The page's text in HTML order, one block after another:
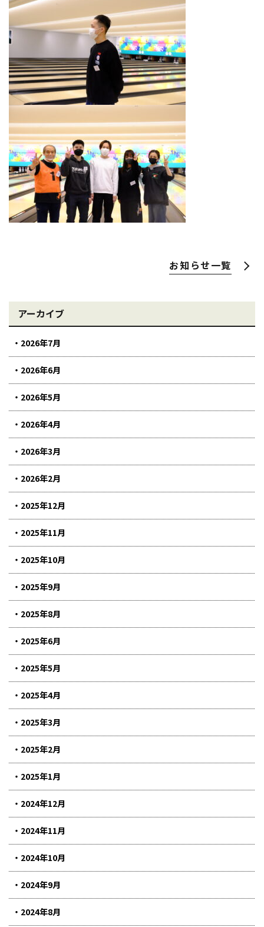
お知らせ一覧
アーカイブ
2026年7月
2026年6月
2026年5月
2026年4月
2026年3月
2026年2月
2025年12月
2025年11月
2025年10月
2025年9月
2025年8月
2025年6月
2025年5月
2025年4月
2025年3月
2025年2月
2025年1月
2024年12月
2024年11月
2024年10月
2024年9月
2024年8月